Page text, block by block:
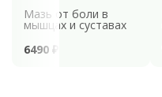
Мазь от боли в
мышцах и суставах
6490 ₽